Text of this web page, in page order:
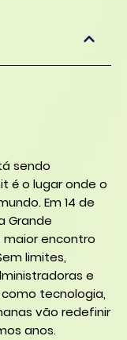
sendo
é o lugar onde o
Em 14 de
Grande
maior encontro
limites,
e
tecnologia,
vão redefinir
anos.